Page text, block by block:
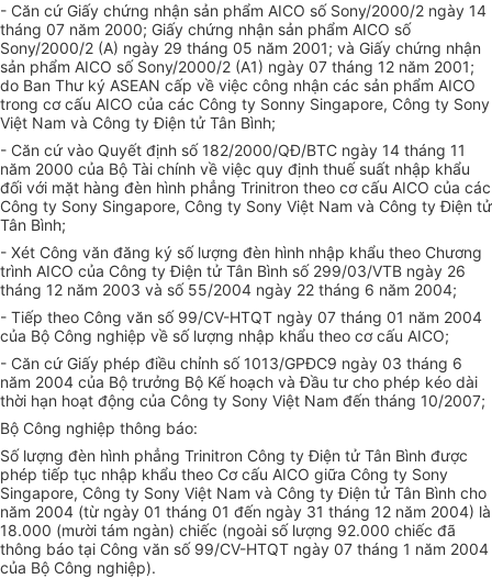
- Căn cứ Giấy chứng nhận sản phẩm AICO số Sony/2000/2 ngày 14
tháng 07 năm 2000; Giấy chứng nhận sản phẩm AICO số
Sony/2000/2 (A) ngày 29 tháng 05 năm 2001; và Giấy chứng nhận
sản phẩm AICO số Sony/2000/2 (A1) ngày 07 tháng 12 năm 2001;
do Ban Thư ký ASEAN cấp về việc công nhận các sản phẩm AICO
trong cơ cấu AICO của các Công ty Sonny Singapore, Công ty Sony
Việt Nam và Công ty Điện tử Tân Bình;
- Căn cứ vào Quyết định số 182/2000/QĐ/BTC ngày 14 tháng 11
năm 2000 của Bộ Tài chính về việc quy định thuế suất nhập khẩu
đối với mặt hàng đèn hình phẳng Trinitron theo cơ cấu AICO của các
Công ty Sony Singapore, Công ty Sony Việt Nam và Công ty Điện tử
Tân Bình;
- Xét Công văn đăng ký số lượng đèn hình nhập khẩu theo Chương
trình AICO của Công ty Điện tử Tân Bình số 299/03/VTB ngày 26
tháng 12 năm 2003 và số 55/2004 ngày 22 tháng 6 năm 2004;
- Tiếp theo Công văn số 99/CV-HTQT ngày 07 tháng 01 năm 2004
của Bộ Công nghiệp về số lượng nhập khẩu theo cơ cấu AICO;
- Căn cứ Giấy phép điều chỉnh số 1013/GPĐC9 ngày 03 tháng 6
năm 2004 của Bộ trưởng Bộ Kế hoạch và Đầu tư cho phép kéo dài
thời hạn hoạt động của Công ty Sony Việt Nam đến tháng 10/2007;
Bộ Công nghiệp thông báo:
Số lượng đèn hình phẳng Trinitron Công ty Điện tử Tân Bình được
phép tiếp tục nhập khẩu theo Cơ cấu AICO giữa Công ty Sony
Singapore, Công ty Sony Việt Nam và Công ty Điện tử Tân Bình cho
năm 2004 (từ ngày 01 tháng 01 đến ngày 31 tháng 12 năm 2004) là
18.000 (mười tám ngàn) chiếc (ngoài số lượng 92.000 chiếc đã
thông báo tại Công văn số 99/CV-HTQT ngày 07 tháng 1 năm 2004
của Bộ Công nghiệp).